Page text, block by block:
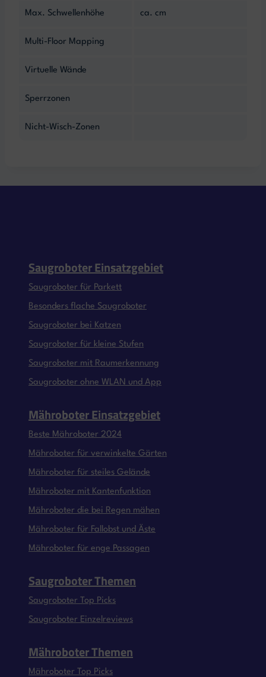
Max. Schwellenhöhe ca. cm
Multi-Floor Mapping
Virtuelle Wände
Sperrzonen
Nicht-Wisch-Zonen
Saugroboter Einsatzgebiet
Saugroboter für Parkett
Besonders flache Saugroboter
Saugroboter bei Katzen
Saugroboter für kleine Stufen
Saugroboter mit Raumerkennung
Saugroboter ohne WLAN und App
Mähroboter Einsatzgebiet
Beste Mähroboter 2024
Mähroboter für verwinkelte Gärten
Mähroboter für steiles Gelände
Mähroboter mit Kantenfunktion
Mähroboter die bei Regen mähen
Mähroboter für Fallobst und Äste
Mähroboter für enge Passagen
Saugroboter Themen
Saugroboter Top Picks
Saugroboter Einzelreviews
Mähroboter Themen
Mähroboter Top Picks